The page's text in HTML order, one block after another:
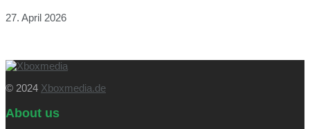
27. April 2026
© 2024 Xboxmedia.de
About us